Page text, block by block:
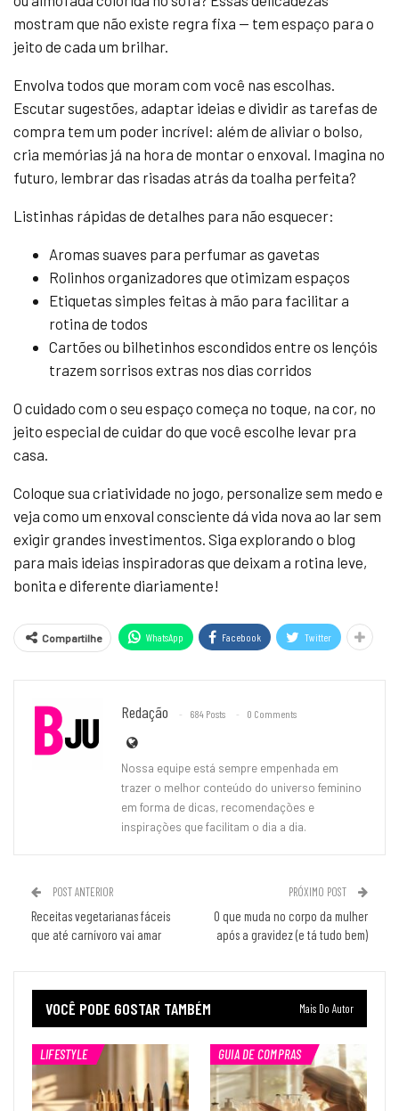
mostram que não existe regra fixa — tem espaço para o
jeito de cada um brilhar.
Envolva todos que moram com você nas escolhas.
Escutar sugestões, adaptar ideias e dividir as tarefas de
compra tem um poder incrível: além de aliviar o bolso,
cria memórias já na hora de montar o enxoval. Imagina no
futuro, lembrar das risadas atrás da toalha perfeita?
Listinhas rápidas de detalhes para não esquecer:
Aromas suaves para perfumar as gavetas
Rolinhos organizadores que otimizam espaços
Etiquetas simples feitas à mão para facilitar a
rotina de todos
Cartões ou bilhetinhos escondidos entre os lençóis
trazem sorrisos extras nos dias corridos
O cuidado com o seu espaço começa no toque, na cor, no
jeito especial de cuidar do que você escolhe levar pra
casa.
Coloque sua criatividade no jogo, personalize sem medo e
veja como um enxoval consciente dá vida nova ao lar sem
exigir grandes investimentos. Siga explorando o blog
para mais ideias inspiradoras que deixam a rotina leve,
bonita e diferente diariamente!
Compartilhe WhatsApp Facebook Twitter
Redação 684 Posts 0 Comments
Nossa equipe está sempre empenhada em
trazer o melhor conteúdo do universo feminino
em forma de dicas, recomendações e
inspirações que facilitam o dia a dia.
POST ANTERIOR
Receitas vegetarianas fáceis
que até carnívoro vai amar
PRÓXIMO POST
O que muda no corpo da mulher
após a gravidez (e tá tudo bem)
VOCÊ PODE GOSTAR TAMBÉM Mais Do Autor
LIFESTYLE GUIA DE COMPRAS